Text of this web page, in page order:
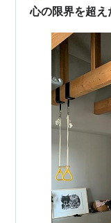
用（笑）。 【楽
心の限界を超え